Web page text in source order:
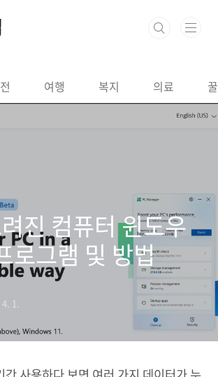
여행 복지 의료
진 컴퓨터 윈도우
로그램 및 방법
1.